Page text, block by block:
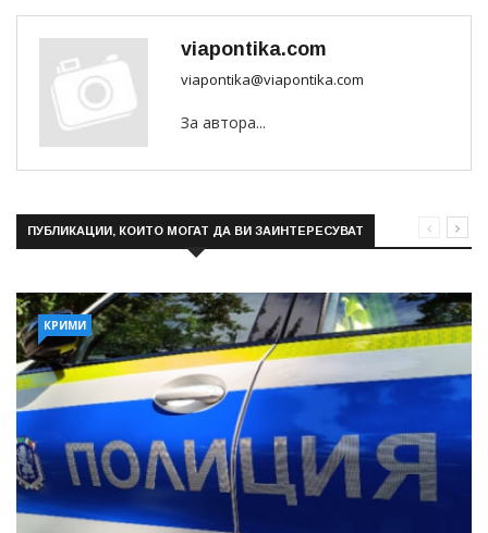
viapontika.com
viapontika@viapontika.com
За автора...
ПУБЛИКАЦИИ, КОИТО МОГАТ ДА ВИ ЗАИНТЕРЕСУВАТ
КРИМИ